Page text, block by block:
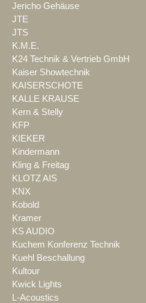
Jericho Gehäuse
JTE
JTS
K.M.E.
K24 Technik & Vertrieb GmbH
Kaiser Showtechnik
KAISERSCHOTE
KALLE KRAUSE
Kern & Stelly
KFP
KIEKER
Kindermann
Kling & Freitag
KLOTZ AIS
KNX
Kobold
Kramer
KS AUDIO
Kuchem Konferenz Technik
Kuehl Beschallung
Kultour
Kwick Lights
L-Acoustics